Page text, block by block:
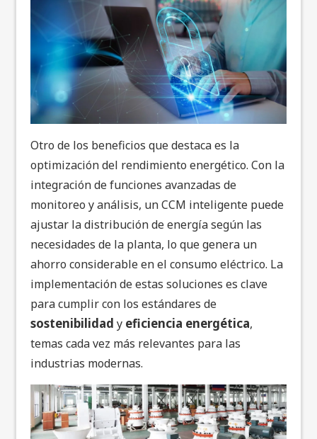
Otro de los beneficios que destaca es la
optimización del rendimiento energético. Con la
integración de funciones avanzadas de
monitoreo y análisis, un CCM inteligente puede
ajustar la distribución de energía según las
necesidades de la planta, lo que genera un
ahorro considerable en el consumo eléctrico. La
implementación de estas soluciones es clave
para cumplir con los estándares de
sostenibilidad y eficiencia energética,
temas cada vez más relevantes para las
industrias modernas.